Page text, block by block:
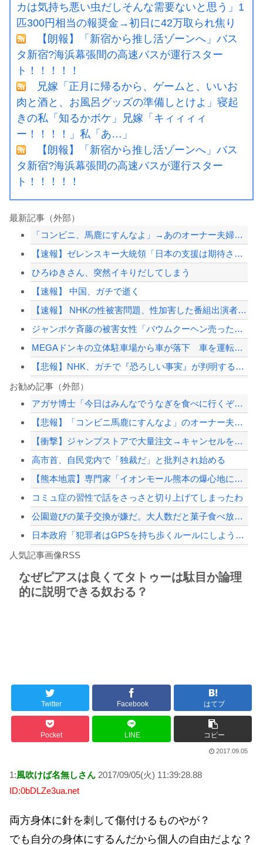
カは気持ち悪い虫だしそんな需要ないと思う」1
匹300円相当の報奨金→初日に42万取られ焦り
【朗報】「新宿から推し活ゾーンへ」バス
タ新宿?海浜幕張間の高速バスが運行スター
ト！！！！！
兄嫁「正月に帰るから、ゲームと、いいお
肉と酒と、お風呂グッズの準備しとけよ」寝起
きの私「知るかボケ」兄嫁「キィィィィ
ー！！！！」私「あ…」
【朗報】「新宿から推し活ゾーンへ」バス
タ新宿?海浜幕張間の高速バスが運行スター
ト！！！！！
最新記事（外部）
「コンビニ、馬鹿にすんなよ」→あのオーナー夫婦、不起訴ｗｗｗｗｗｗｗｗｗ
【速報】ゼレンスキー大統領「日本の支援は期待されたほどの成果がない」WWWWWW...
ひろゆきさん、突然イキりだしてしまう
【速報】 中国、ガチで逝く
【速報】 NHKの性被害問題、性加害した番組出演者が衝撃告白！
ジャンポケ斉藤の被害女性「バウムクーヘン売ったりTikTokライブしててムカつい...
MEGAドンキの立体駐車場から車が落下 車を運転していた77歳男性が意識不明 助...
【悲報】NHK、ガチで『恐ろしい事実』が判明する・・・・・
【悲報】キオクシア、また逝く
イオン爆発事故、原因はLPG漏れか…経産省が全国一斉点検
「コンビニ、馬鹿にすんなよ」→あのオーナー夫婦、不起訴ｗｗｗｗｗｗｗｗｗ
アメリカ「日本の円安ヤバくね？アジア経済に影響出るし。」
【緊急速報】NYで警官が黒人男性の首を絞め、暴動第二波不可避へ
Powered by livedoor 相互RSS
お勧め記事（外部）
アガサ博士「今日はみんなでうなぎを食べに行くぞい」
【悲報】「コンビニ馬鹿にすんなよ」のオーナー夫婦、不起訴ｗｗｗｗｗｗｗｗ
【衝撃】ジャンプストアで大量注文→キャンセルを繰り返した32歳女を逮捕 238ア...
高市首、自民党内で「独裁だ」と批判され始める
【熊本地震】専門家「イオンモール熊本の爆心地に…喫煙所と自販機」警察・消防「」←...
コミュ症の習性で話をさっさと切り上げてしまったわ
公園遊びの菓子交換が嫌だ。大人数だと菓子食べ放題みたいになっちゃって身体にも歯に...
日本政府「犯罪者はGPSを持ち歩くルールにしよう。強制は可哀想🥺」
【動画】名古屋栄で不良外人が警察官を突き飛ばす。逮捕しろやｗｗｗ
8/4のニュース
Powered by livedoor 相互RSS
人気記事画像RSS
なぜピアスは良くてタトゥーは駄目か論理
的に説明できる奴おる？
Twitter Facebook はてブ
Pocket LINE コピー
2017.09.05
1:風吹けば名無しさん 2017/09/05(火) 11:39:28.88
ID:0bDLZe3ua.net
両方身体に針を刺して傷付けるものやが？
でも自分の身体にするんだから個人の自由だよな？